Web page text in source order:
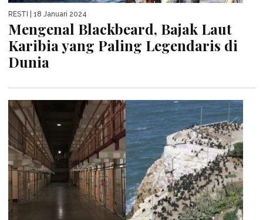
RESTI | 18 Januari 2024
Mengenal Blackbeard, Bajak Laut
Karibia yang Paling Legendaris di
Dunia